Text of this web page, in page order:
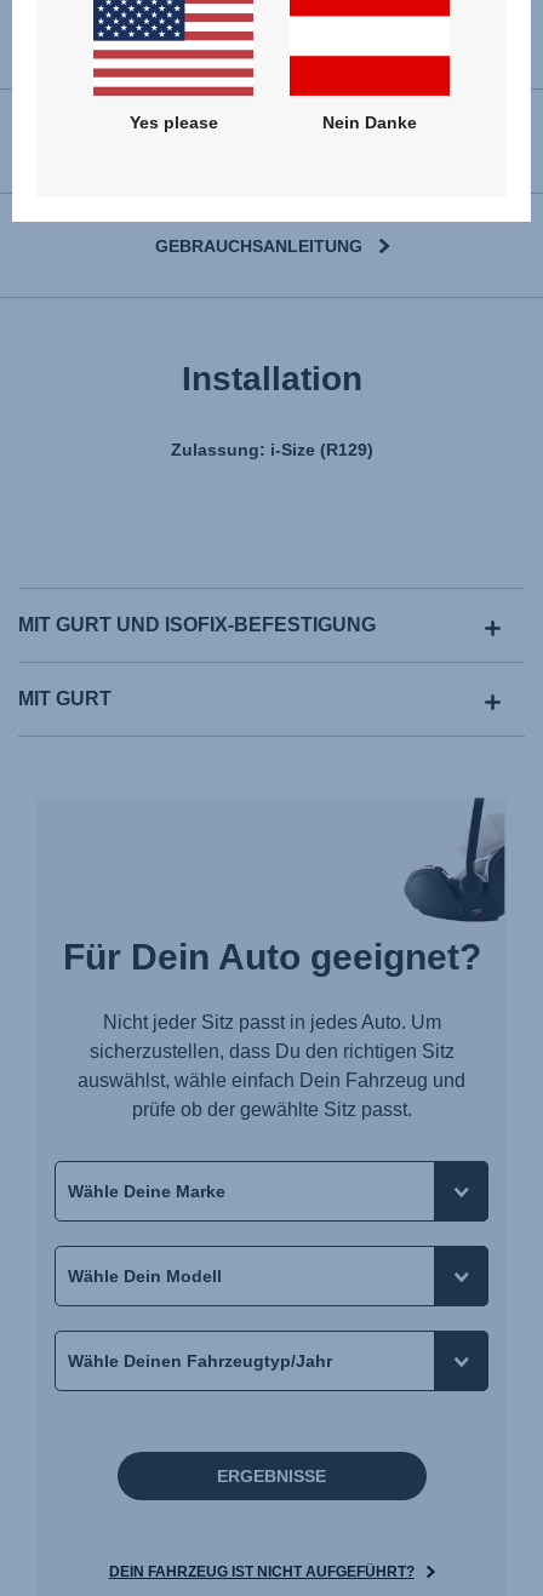
GEBRAUCHSANLEITUNG
Installation
Zulassung: i-Size (R129)
MIT GURT UND ISOFIX-BEFESTIGUNG
MIT GURT
Für Dein Auto geeignet?
Nicht jeder Sitz passt in jedes Auto. Um
sicherzustellen, dass Du den richtigen Sitz
auswählst, wähle einfach Dein Fahrzeug und
prüfe ob der gewählte Sitz passt.
ERGEBNISSE
DEIN FAHRZEUG IST NICHT AUFGEFÜHRT?
Yes please Nein Danke